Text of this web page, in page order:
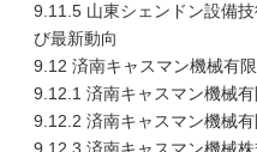
9.11.5 山東シェンドン設備
び最新動向
9.12 済南キャスマン機械有
9.12.1 済南キャスマン機械
9.12.2 済南キャスマン機械